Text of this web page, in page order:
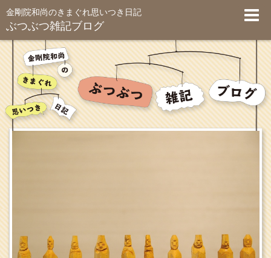
金剛院和尚のきまぐれ思いつき日記
ぶつぶつ雑記ブログ